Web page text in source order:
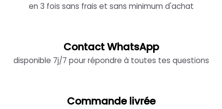
en 3 fois sans frais et sans minimum d'achat
Contact WhatsApp
disponible 7j/7 pour répondre à toutes tes questions
Commande livrée